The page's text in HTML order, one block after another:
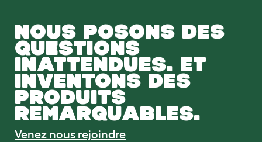
NOUS POSONS DES
QUESTIONS
INATTENDUES. ET
INVENTONS DES
PRODUITS
REMARQUABLES.
Venez nous rejoindre